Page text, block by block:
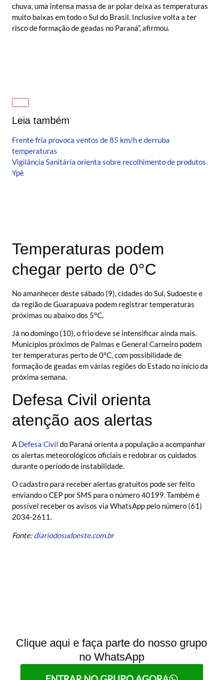
chuva, uma intensa massa de ar polar deixa as temperaturas
muito baixas em todo o Sul do Brasil. Inclusive volta a ter
risco de formação de geadas no Paraná”, afirmou.
Leia também
Frente fria provoca ventos de 85 km/h e derruba
temperaturas
Vigilância Sanitária orienta sobre recolhimento de produtos
Ypê
Temperaturas podem
chegar perto de 0°C
No amanhecer deste sábado (9), cidades do Sul, Sudoeste e
da região de Guarapuava podem registrar temperaturas
próximas ou abaixo dos 5°C.
Já no domingo (10), o frio deve se intensificar ainda mais.
Municípios próximos de Palmas e General Carneiro podem
ter temperaturas perto de 0°C, com possibilidade de
formação de geadas em várias regiões do Estado no início da
próxima semana.
Defesa Civil orienta
atenção aos alertas
A Defesa Civil do Paraná orienta a população a acompanhar
os alertas meteorológicos oficiais e redobrar os cuidados
durante o período de instabilidade.
O cadastro para receber alertas gratuitos pode ser feito
enviando o CEP por SMS para o número 40199. Também é
possível receber os avisos via WhatsApp pelo número (61)
2034-2611.
Fonte:diariodosudoeste.com.br
Clique aqui e faça parte do nosso grupo
no WhatsApp